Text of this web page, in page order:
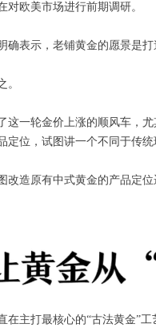
对欧美市场进行前期调研。
确表示，老铺黄金的愿景是
。
这一轮金价上涨的顺风车，
定位，试图讲一个不同于传
改造原有中式黄金的产品定
在主打最核心的“古法黄金”工